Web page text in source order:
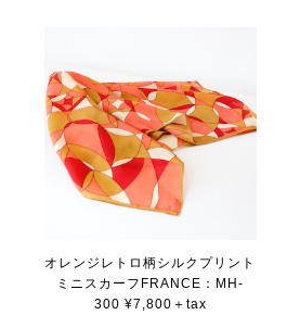
オレンジレトロ柄シルクプリント
ミニスカーフFRANCE：MH-
300 ¥7,800＋tax